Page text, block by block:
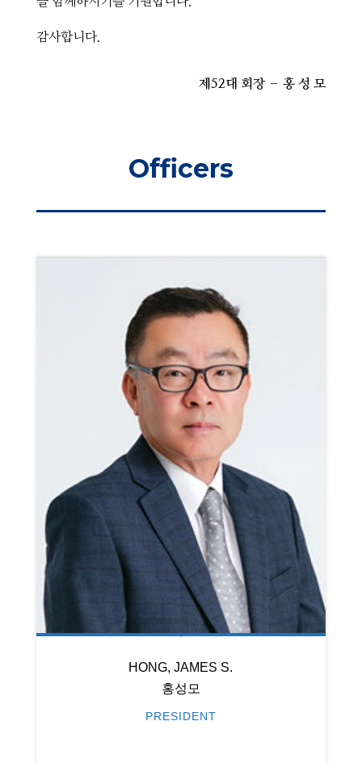
감사합니다.
제52대 회장 – 홍 성 모
Officers
HONG, JAMES S.
홍성모
PRESIDENT